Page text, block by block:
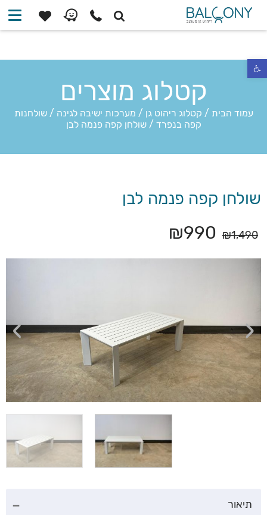
פתח סרגל נגישות
קטלוג מוצרים
עמוד הבית / קטלוג ריהוט גן / מערכות ישיבה לגינה /שולחנות
קפה בנפרד /שולחן קפה פנמה לבן
תיאור
שולחן קפה פנמה לבן
₪1,490
₪990
› ‹